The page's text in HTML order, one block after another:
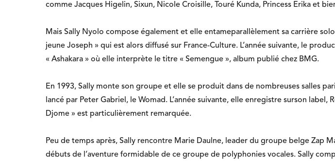
comme Jacques Higelin, Sixun, Nicole Croisille, Touré Kunda, Princess Erika et
Mais Sally Nyolo compose également et elle entameparallèlement sa carrière
jeune Joseph » qui est alors diffusé sur France-Culture. L’année suivante, le
« Ashakara » où elle interprète le titre « Semengue », album publié chez BMG.
En 1993, Sally monte son groupe et elle se produit dans de nombreuses salles
lancé par Peter Gabriel, le Womad. L’année suivante, elle enregistre surson
Djome » est particulièrement remarquée.
Peu de temps après, Sally rencontre Marie Daulne, leader du groupe belge Zap
débuts de l’aventure formidable de ce groupe de polyphonies vocales. Sally